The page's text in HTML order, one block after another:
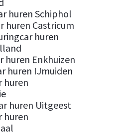
huren Schiphol
huren Castricum
huren
huren Enkhuizen
huren IJmuiden
huren
huren Uitgeest
huren